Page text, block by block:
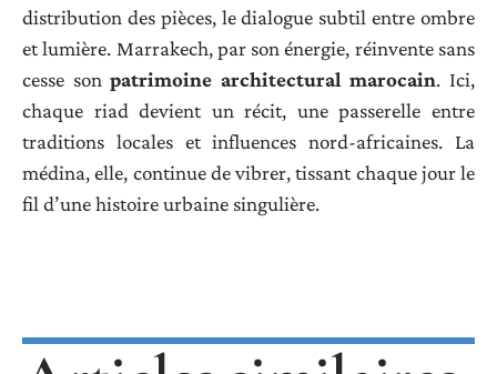
distribution des pièces, le dialogue subtil entre ombre
et lumière. Marrakech, par son énergie, réinvente sans
cesse sonpatrimoine architectural marocain. Ici,
chaque riad devient un récit, une passerelle entre
traditions locales et influences nord-africaines. La
médina, elle, continue de vibrer, tissant chaque jour le
fil d’une histoire urbaine singulière.